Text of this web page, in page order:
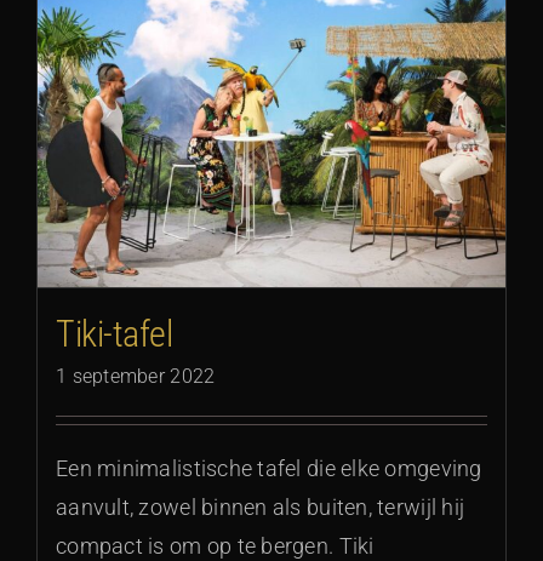
Tiki-tafel
1 september 2022
Een minimalistische tafel die elke omgeving
aanvult, zowel binnen als buiten, terwijl hij
compact is om op te bergen. Tiki